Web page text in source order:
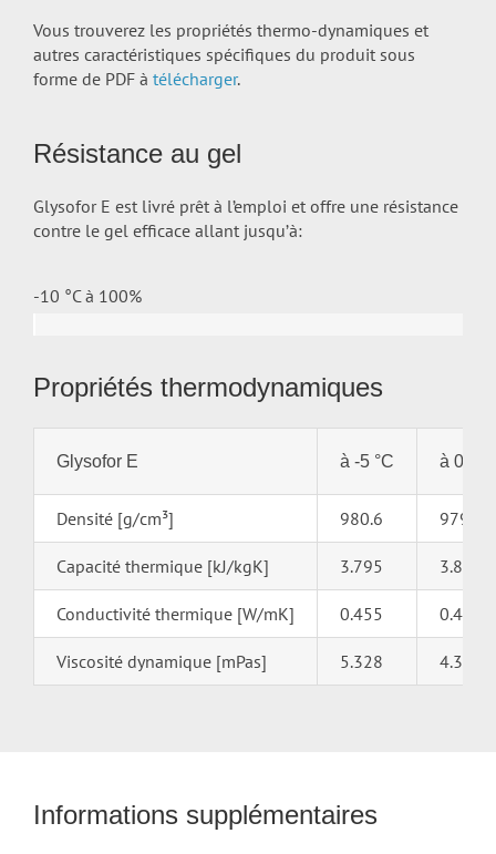
Vous trouverez les propriétés thermo-dynamiques et
autres caractéristiques spécifiques du produit sous
forme de PDF à télécharger.
Résistance au gel
Glysofor E est livré prêt à l’emploi et offre une résistance
contre le gel efficace allant jusqu’à:
-10 °C à 100%
Propriétés thermodynamiques
Glysofor E à -5 °C à 0 °C
Densité [g/cm³] 980.6 979.9
Capacité thermique [kJ/kgK] 3.795 3.822
Conductivité thermique [W/mK] 0.455 0.4614
Viscosité dynamique [mPas] 5.328 4.306
Informations supplémentaires